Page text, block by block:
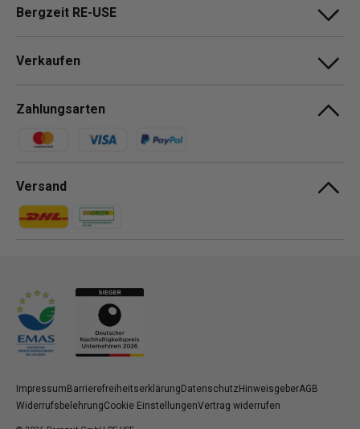
Bergzeit RE-USE
Verkaufen
Zahlungsarten
Zahlungsmethoden
Versand
Zahlungsmethoden
Zahlungsmethoden
ImpressumBarrierefreiheitserklärungDatenschutzHinweisgeberAGB
WiderrufsbelehrungCookie EinstellungenVertrag widerrufen